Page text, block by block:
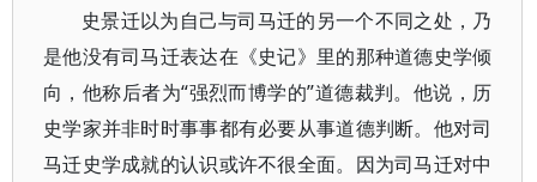
史景迁以为自己与司马迁的另一个不同之处，乃
是他没有司马迁表达在《史记》里的那种道德史学倾
向，他称后者为“强烈而博学的”道德裁判。他说，历
史学家并非时时事事都有必要从事道德判断。他对司
马迁史学成就的认识或许不很全面。因为司马迁对中